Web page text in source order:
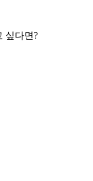
싶다면?